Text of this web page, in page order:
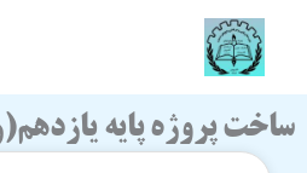
ساخت پروژه پایه